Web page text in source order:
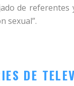
de referentes
sexual”.
DE